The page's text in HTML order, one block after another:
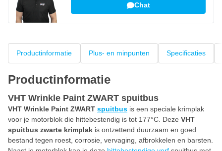
Chat
Productinformatie Plus- en minpunten Specificaties
Productinformatie
VHT Wrinkle Paint ZWART spuitbus
VHT Wrinkle Paint ZWART spuitbus is een speciale krimplak
voor je motorblok die hittebestendig is tot 177°C. Deze VHT
spuitbus zwarte krimplak is ontzettend duurzaam en goed
bestand tegen roest, corrosie, vervaging, afbrokkelen en barsten.